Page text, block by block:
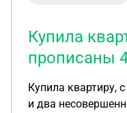
Купила
прописаны
Купила квартиру,
и два